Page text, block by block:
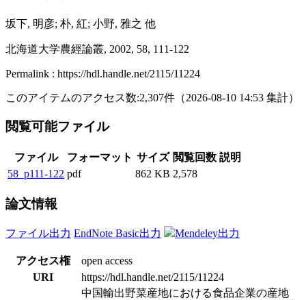
坂下, 明彦; 朴, 紅; 小野, 雅之 他
北海道大学農經論叢, 2002, 58, 111-122
Permalink : https://hdl.handle.net/2115/11224
このアイテムのアクセス数:2,307件 （2026-08-10 14:53 集計）
閲覧可能ファイル
ファイル フォーマット サイズ 閲覧回数 説明
58_p111-122 pdf 862 KB 2,578
論文情報
ファイル出力 EndNote Basic出力 Mendeley出力
アクセス権
open access
URI
https://hdl.handle.net/2115/11224
中国輸出野菜産地における食品企業の産地